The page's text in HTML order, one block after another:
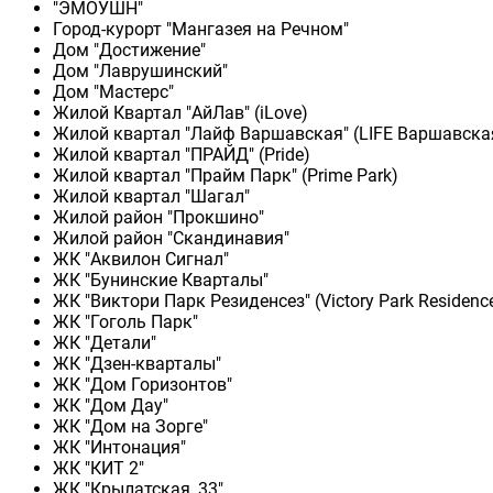
"ЭМОУШН"
Город-курорт "Мангазея на Речном"
Дом "Достижение"
Дом "Лаврушинский"
Дом "Мастерс"
Жилой Квартал "АйЛав" (iLove)
Жилой квартал "Лайф Варшавская" (LIFE
Жилой квартал "ПРАЙД" (Pride)
Жилой квартал "Прайм Парк" (Prime Park)
Жилой квартал "Шагал"
Жилой район "Прокшино"
Жилой район "Скандинавия"
ЖК "Аквилон Сигнал"
ЖК "Бунинские Кварталы"
ЖК "Виктори Парк Резиденсез" (Victory Park
ЖК "Гоголь Парк"
ЖК "Детали"
ЖК "Дзен-кварталы"
ЖК "Дом Горизонтов"
ЖК "Дом Дау"
ЖК "Дом на Зорге"
ЖК "Интонация"
ЖК "КИТ 2"